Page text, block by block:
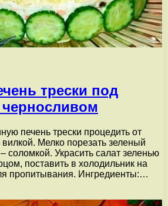
трески под
печень трески процедить от
Мелко порезать зеленый
соломкой. Украсить салат зеленью
поставить в холодильник на
пропитывания. Ингредиенты:…